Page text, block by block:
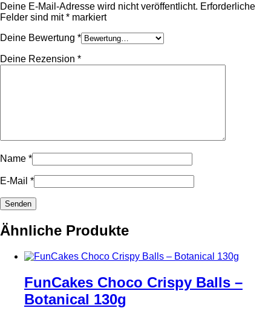
Deine E-Mail-Adresse wird nicht veröffentlicht. Erforderliche
Felder sind mit* markiert
Deine Bewertung *
Deine Rezension *
Name *
E-Mail *
Ähnliche Produkte
FunCakes Choco Crispy Balls –
Botanical 130g